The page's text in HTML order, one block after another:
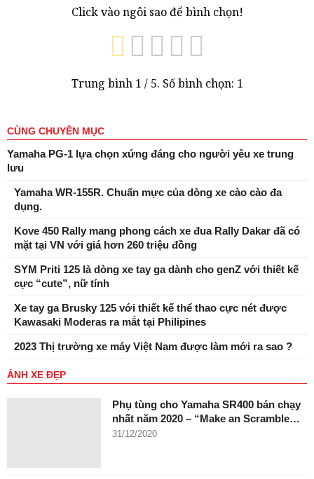
Click vào ngôi sao để bình chọn!
Trung bình 1 / 5. Số bình chọn: 1
CÙNG CHUYÊN MỤC
Yamaha PG-1 lựa chọn xứng đáng cho người yêu xe trung
lưu
Yamaha WR-155R. Chuẩn mực của dòng xe cào cào đa
dụng.
Kove 450 Rally mang phong cách xe đua Rally Dakar đã có
mặt tại VN với giá hơn 260 triệu đồng
SYM Priti 125 là dòng xe tay ga dành cho genZ với thiết kế
cực “cute”, nữ tính
Xe tay ga Brusky 125 với thiết kế thể thao cực nét được
Kawasaki Moderas ra mắt tại Philipines
2023 Thị trường xe máy Việt Nam được làm mới ra sao ?
ẢNH XE ĐẸP
Phụ tùng cho Yamaha SR400 bán chạy
nhất năm 2020 – “Make an Scramble…
31/12/2020